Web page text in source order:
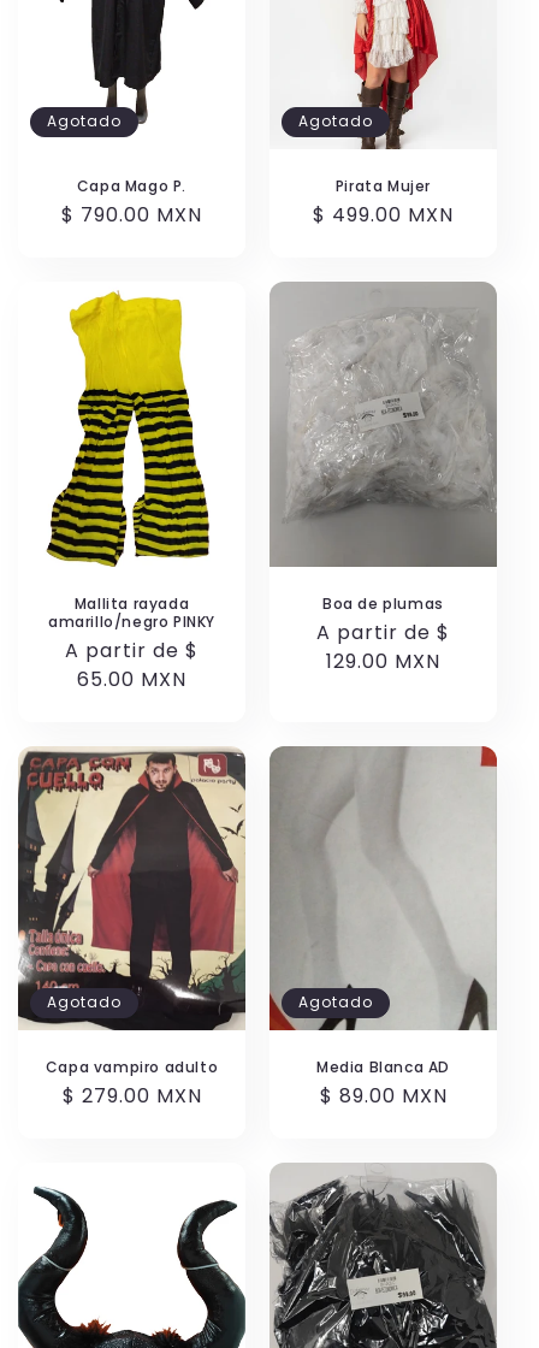
Agotado
Capa Mago P.
Precio
$ 790.00 MXN
Agotado
Pirata Mujer
Precio
$ 499.00 MXN
Mallita rayada
amarillo/negro PINKY
Precio
habitual
A partir de $
65.00 MXN
Boa de plumas
Precio
habitual
A partir de $
129.00 MXN
Agotado
Capa vampiro adulto
Precio
$ 279.00 MXN
Agotado
Media Blanca AD
Precio
$ 89.00 MXN